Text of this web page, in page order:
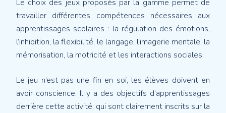
Le choix des jeux proposés par la gamme permet de
travailler différentes compétences nécessaires aux
apprentissages scolaires : la régulation des émotions,
l’inhibition, la flexibilité, le langage, l’imagerie mentale, la
mémorisation, la motricité et les interactions sociales.
Le jeu n’est pas une fin en soi, les élèves doivent en
avoir conscience. Il y a des objectifs d’apprentissages
derrière cette activité, qui sont clairement inscrits sur la